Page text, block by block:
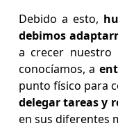
Debido a esto,
debimos
a crecer
conocíamos, a
punto físico para
delegar tareas y
en sus diferentes